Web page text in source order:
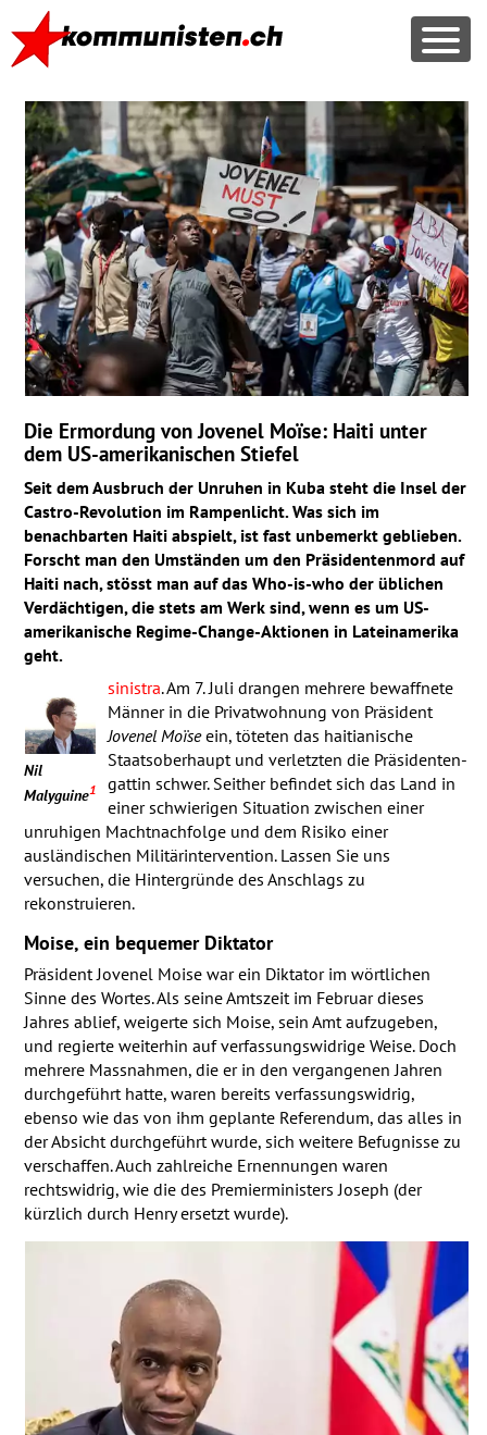
Die Ermordung von Jovenel Moïse: Haiti unter
dem US-amerikanischen Stiefel
Seit dem Ausbruch der Unruhen in Kuba steht die Insel der
Castro-Revolution im Rampenlicht. Was sich im
benachbarten Haiti abspielt, ist fast unbemerkt geblieben.
Forscht man den Umständen um den Präsidentenmord auf
Haiti nach, stösst man auf das Who-is-who der üblichen
Verdächtigen, die stets am Werk sind, wenn es um US-
amerikanische Regime-Change-Aktionen in Lateinamerika
geht.
Nil
Malyguine1
sinistra. Am 7. Juli drangen mehrere bewaffnete
Männer in die Privatwohnung von Präsident
Jovenel Moïseein, töteten das haitianische
Staatsoberhaupt und verletzten die Präsidenten­
gattin schwer. Seither befindet sich das Land in
einer schwierigen Situation zwischen einer
unruhigen Macht­nachfolge und dem Risiko einer
ausländischen Militär­intervention. Lassen Sie uns
versuchen, die Hinter­gründe des Anschlags zu
rekonstruieren.
Moise, ein bequemer Diktator
Präsident Jovenel Moise war ein Diktator im wörtlichen
Sinne des Wortes. Als seine Amtszeit im Februar dieses
Jahres ablief, weigerte sich Moise, sein Amt aufzugeben,
und regierte weiterhin auf verfassungswidrige Weise. Doch
mehrere Massnahmen, die er in den vergangenen Jahren
durchgeführt hatte, waren bereits verfassungswidrig,
ebenso wie das von ihm geplante Referendum, das alles in
der Absicht durchgeführt wurde, sich weitere Befugnisse zu
verschaffen. Auch zahlreiche Ernennungen waren
rechtswidrig, wie die des Premierministers Joseph (der
kürzlich durch Henry ersetzt wurde).